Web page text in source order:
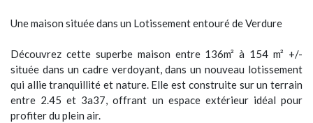
Une maison située dans un Lotissement entouré de Verdure
Découvrez cette superbe maison entre 136m² à 154 m² +/-
située dans un cadre verdoyant, dans un nouveau lotissement
qui allie tranquillité et nature. Elle est construite sur un terrain
entre 2.45 et 3a37, offrant un espace extérieur idéal pour
profiter du plein air.